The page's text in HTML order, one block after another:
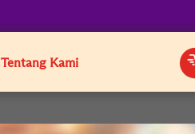
Tentang Kami